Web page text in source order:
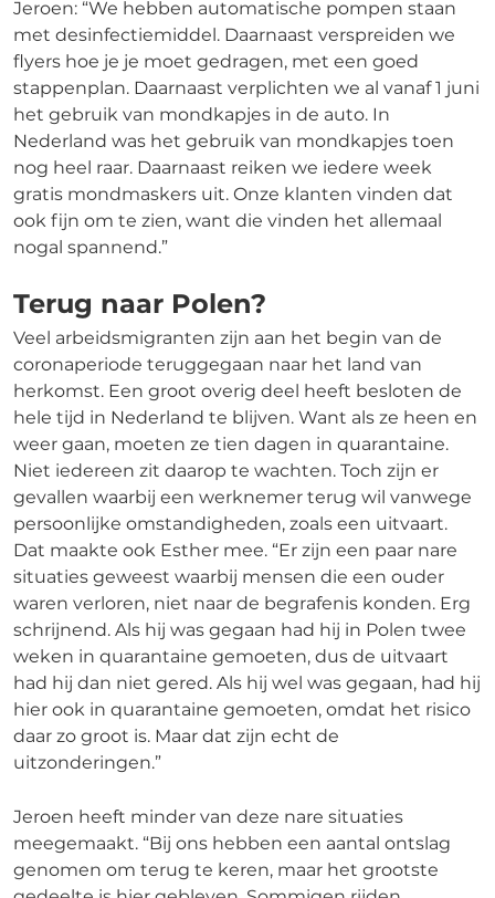
Jeroen: “We hebben automatische pompen staan
met desinfectiemiddel. Daarnaast verspreiden we
flyers hoe je je moet gedragen, met een goed
stappenplan. Daarnaast verplichten we al vanaf 1 juni
het gebruik van mondkapjes in de auto. In
Nederland was het gebruik van mondkapjes toen
nog heel raar. Daarnaast reiken we iedere week
gratis mondmaskers uit. Onze klanten vinden dat
ook fijn om te zien, want die vinden het allemaal
nogal spannend.”
Terug naar Polen?
Veel arbeidsmigranten zijn aan het begin van de
coronaperiode teruggegaan naar het land van
herkomst. Een groot overig deel heeft besloten de
hele tijd in Nederland te blijven. Want als ze heen en
weer gaan, moeten ze tien dagen in quarantaine.
Niet iedereen zit daarop te wachten. Toch zijn er
gevallen waarbij een werknemer terug wil vanwege
persoonlijke omstandigheden, zoals een uitvaart.
Dat maakte ook Esther mee. “Er zijn een paar nare
situaties geweest waarbij mensen die een ouder
waren verloren, niet naar de begrafenis konden. Erg
schrijnend. Als hij was gegaan had hij in Polen twee
weken in quarantaine gemoeten, dus de uitvaart
had hij dan niet gered. Als hij wel was gegaan, had hij
hier ook in quarantaine gemoeten, omdat het risico
daar zo groot is. Maar dat zijn echt de
uitzonderingen.”
Jeroen heeft minder van deze nare situaties
meegemaakt. “Bij ons hebben een aantal ontslag
genomen om terug te keren, maar het grootste